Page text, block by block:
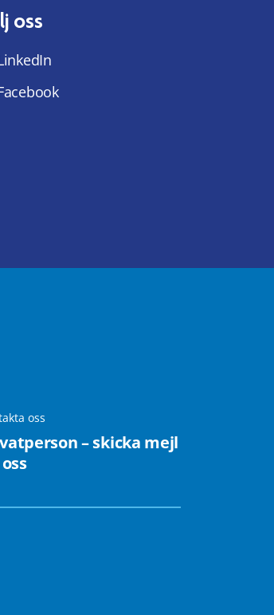
oss
oss
– skicka mejl